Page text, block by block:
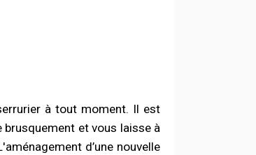
à tout moment. Il est
et vous laisse à
d’une nouvelle